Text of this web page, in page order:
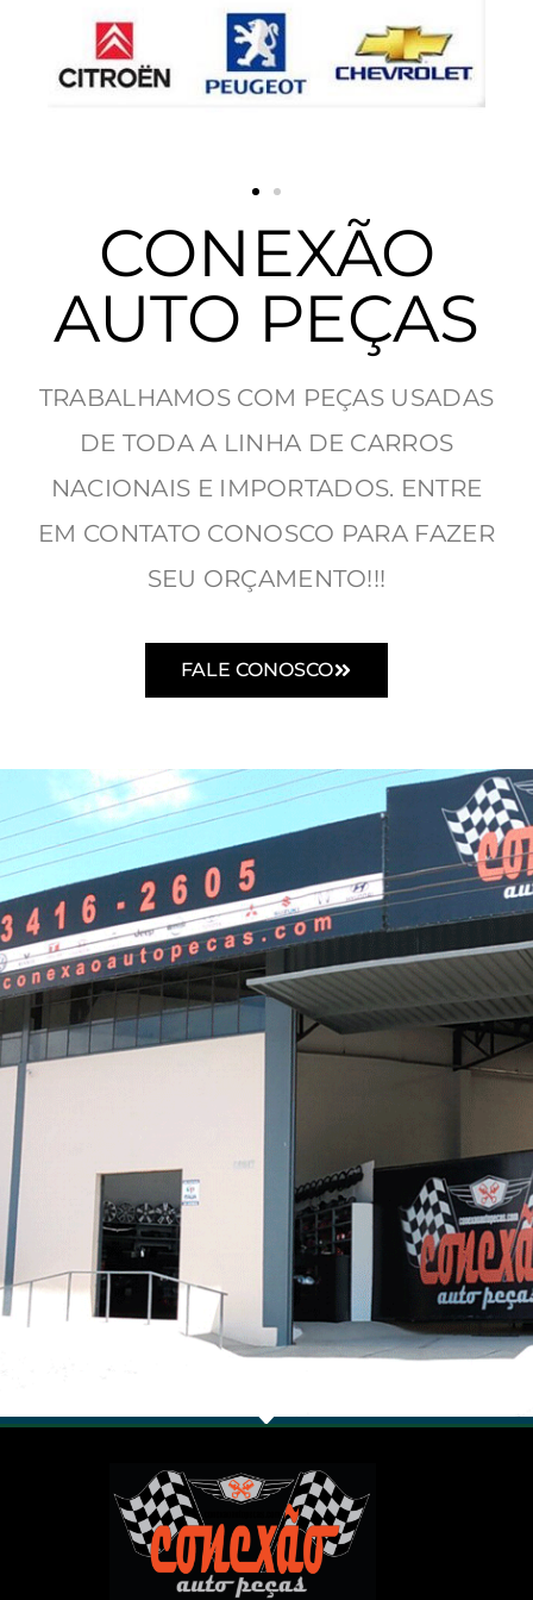
CONEXÃO
AUTO PEÇAS
TRABALHAMOS COM PEÇAS USADAS
DE TODA A LINHA DE CARROS
NACIONAIS E IMPORTADOS. ENTRE
EM CONTATO CONOSCO PARA FAZER
SEU ORÇAMENTO!!!
FALE CONOSCO